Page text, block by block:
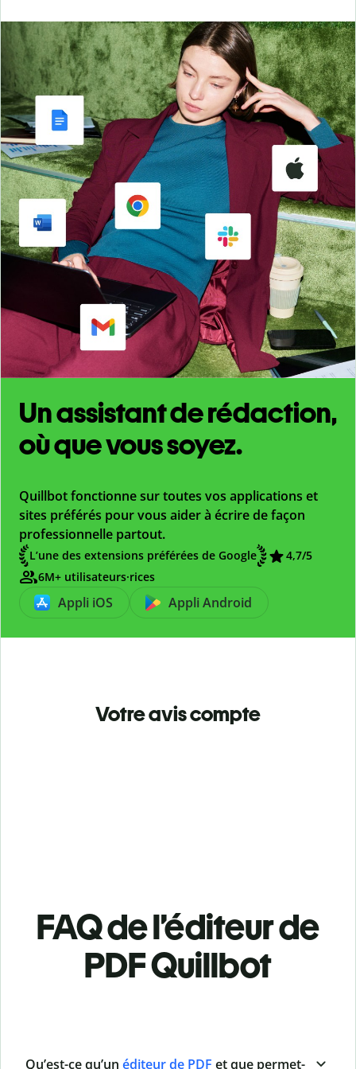
Un assistant de rédaction,
où que vous soyez.
Quillbot fonctionne sur toutes vos applications et
sites préférés pour vous aider à écrire de façon
professionnelle partout.
L’une des extensions préférées de Google 4,7/5
6M+ utilisateurs·rices
Appli iOS Appli Android
Votre avis compte
FAQ de l’éditeur de
PDF Quillbot
Qu’est-ce qu’un éditeur de PDF et que permet-